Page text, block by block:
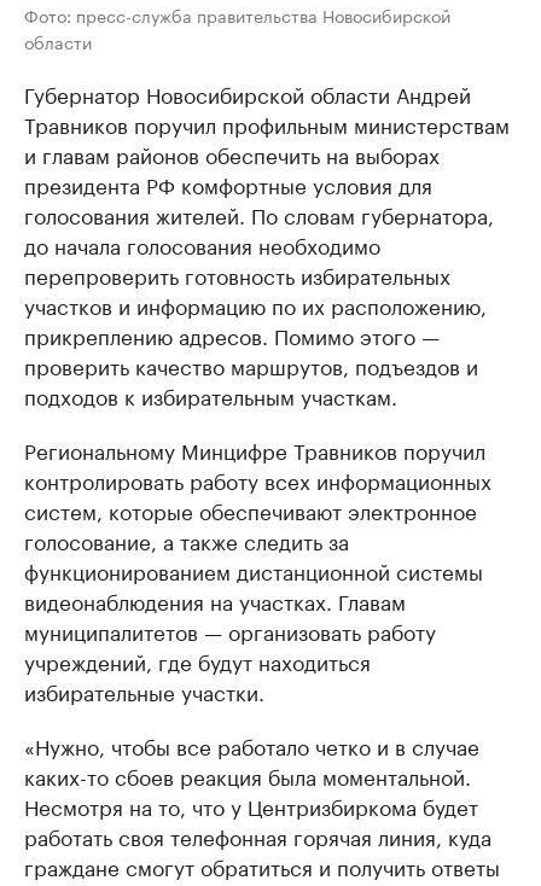
Фото: пресс-служба правительства Новосибирской
области
Губернатор Новосибирской области Андрей
Травников поручил профильным министерствам
и главам районов обеспечить на выборах
президента РФ комфортные условия для
голосования жителей. По словам губернатора,
до начала голосования необходимо
перепроверить готовность избирательных
участков и информацию по их расположению,
прикреплению адресов. Помимо этого —
проверить качество маршрутов, подъездов и
подходов к избирательным участкам.
Региональному Минцифре Травников поручил
контролировать работу всех информационных
систем, которые обеспечивают электронное
голосование, а также следить за
функционированием дистанционной системы
видеонаблюдения на участках. Главам
муниципалитетов — организовать работу
учреждений, где будут находиться
избирательные участки.
«Нужно, чтобы все работало четко и в случае
каких-то сбоев реакция была моментальной.
Несмотря на то, что у Центризбиркома будет
работать своя телефонная горячая линия, куда
граждане смогут обратиться и получить ответы